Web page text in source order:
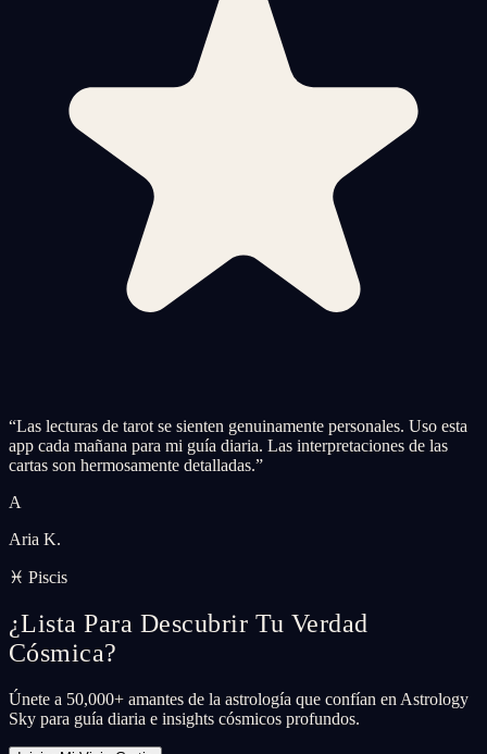
“Las lecturas de tarot se sienten genuinamente personales. Uso esta
app cada mañana para mi guía diaria. Las interpretaciones de las
cartas son hermosamente detalladas.”
A
Aria K.
♓ Piscis
¿Lista Para Descubrir Tu Verdad
Cósmica?
Únete a 50,000+ amantes de la astrología que confían en Astrology
Sky para guía diaria e insights cósmicos profundos.